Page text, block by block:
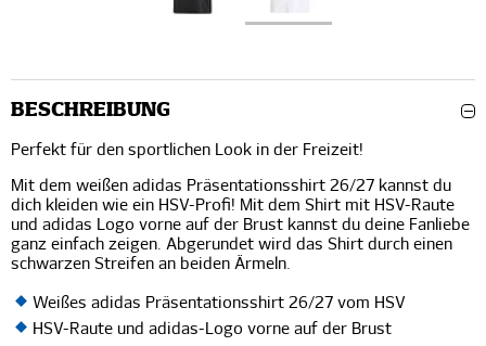
BESCHREIBUNG
Perfekt für den sportlichen Look in der Freizeit!
Mit dem weißen adidas Präsentationsshirt 26/27 kannst du
dich kleiden wie ein HSV-Profi! Mit dem Shirt mit HSV-Raute
und adidas Logo vorne auf der Brust kannst du deine Fanliebe
ganz einfach zeigen. Abgerundet wird das Shirt durch einen
schwarzen Streifen an beiden Ärmeln.
Weißes adidas Präsentationsshirt 26/27 vom HSV
HSV-Raute und adidas-Logo vorne auf der Brust